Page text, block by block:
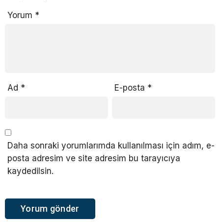
Yorum *
Ad * E-posta *
Daha sonraki yorumlarımda kullanılması için adım, e-
posta adresim ve site adresim bu tarayıcıya
kaydedilsin.